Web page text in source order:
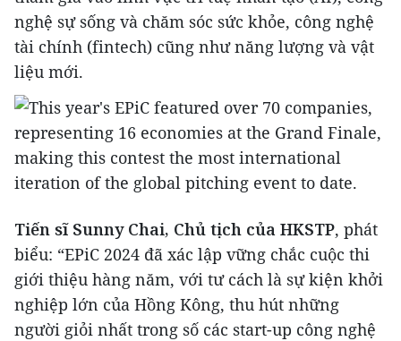
nghệ sự sống và chăm sóc sức khỏe, công nghệ
tài chính (fintech) cũng như năng lượng và vật
liệu mới.
Tiến sĩ Sunny Chai, Chủ tịch của HKSTP, phát
biểu: “EPiC 2024 đã xác lập vững chắc cuộc thi
giới thiệu hàng năm, với tư cách là sự kiện khởi
nghiệp lớn của Hồng Kông, thu hút những
người giỏi nhất trong số các start-up công nghệ